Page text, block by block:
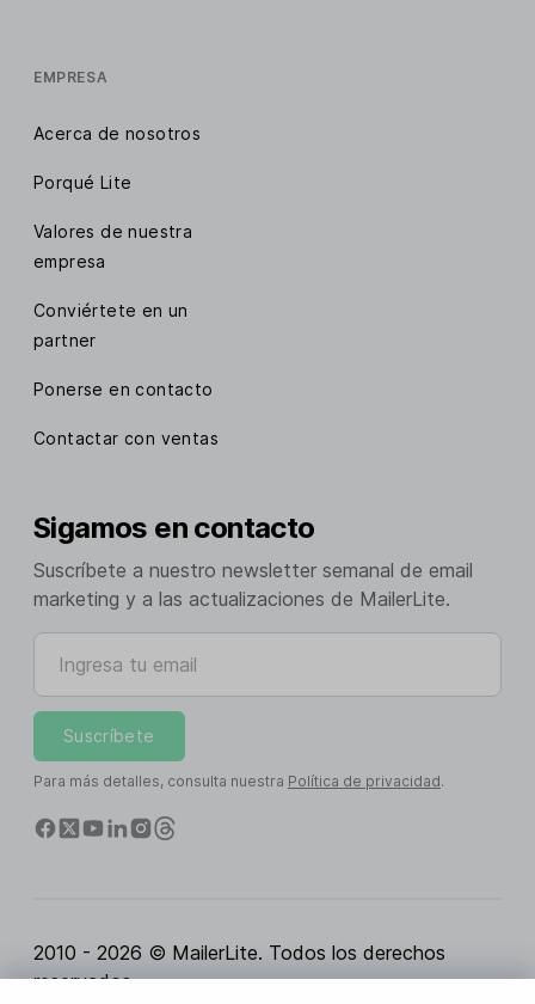
EMPRESA
Acerca de nosotros
Porqué Lite
Valores de nuestra
empresa
Conviértete en un
partner
Ponerse en contacto
Contactar con ventas
Sigamos en contacto
Suscríbete a nuestro newsletter semanal de email
marketing y a las actualizaciones de MailerLite.
Ingresa tu email
Suscríbete
Para más detalles, consulta nuestra Política de privacidad.
2010 - 2026 © MailerLite. Todos los derechos
reservados.